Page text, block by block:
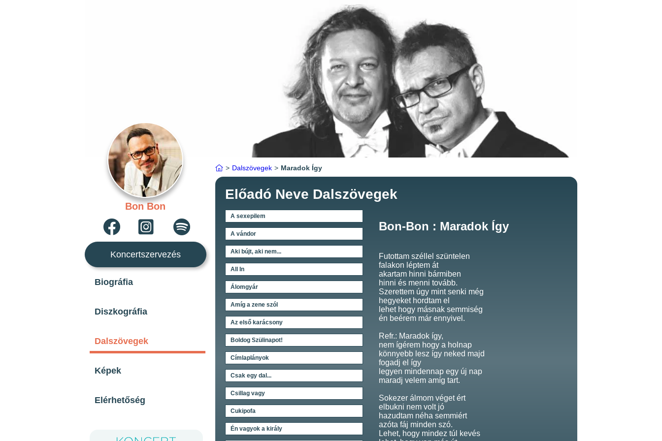
Bon Bon
Koncertszervezés
Biográfia
Diszkográfia
Dalszövegek
Képek
Elérhetőség
> Dalszövegek > Maradok Így
Előadó Neve Dalszövegek
A sexepilem
A vándor
Aki bújt, aki nem...
All In
Álomgyár
Amíg a zene szól
Az első karácsony
Boldog Szülinapot!
Címlaplányok
Csak egy dal...
Csillag vagy
Cukipofa
Én vagyok a király
Bon-Bon : Maradok Így
Futottam széllel szüntelen
falakon léptem át
akartam hinni bármiben
hinni és menni tovább.
Szerettem úgy mint senki még
hegyeket hordtam el
lehet hogy másnak semmiség
én beérem már ennyivel.
Refr.: Maradok így,
nem ígérem hogy a holnap
könnyebb lesz így neked majd
fogadj el így
legyen mindennap egy új nap
maradj velem amíg tart.
Sokezer álmom véget ért
elbukni nem volt jó
hazudtam néha semmiért
azóta fáj minden szó.
Lehet, hogy mindez túl kevés